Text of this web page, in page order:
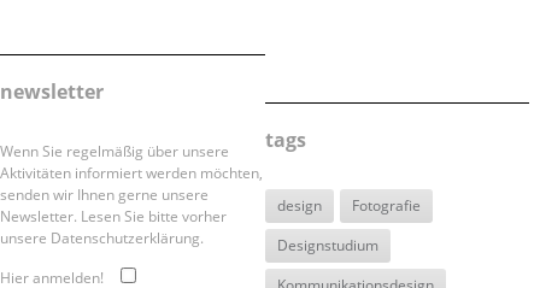
newsletter
Wenn Sie regelmäßig über unsere
Aktivitäten informiert werden möchten,
senden wir Ihnen gerne unsere
Newsletter. Lesen Sie bitte vorher
unsere Datenschutzerklärung.
Hier anmelden!
tags
design
Fotografie
Designstudium